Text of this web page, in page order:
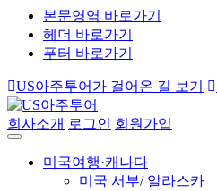
본문영역 바로가기
헤더 바로가기
푸터 바로가기
US아주투어가 걸어온 길 보기
회사소개 로그인 회원가입
미국여행·캐나다
미국 서부/ 알라스카